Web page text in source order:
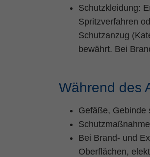
Schutzkleidung:
Spritzverfahren
Schutzanzug
bewährt. Bei
Während des
Gefäße, Gebinde
Bei Brand- und
Oberflächen,